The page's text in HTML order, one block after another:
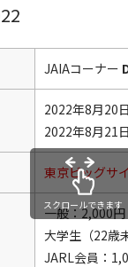
JAIAコーナー
2022年8月20
2022年8月21
東京ビッグサ
一般：2,000円
大学生（22歳
JARL会員：
スクロールできます